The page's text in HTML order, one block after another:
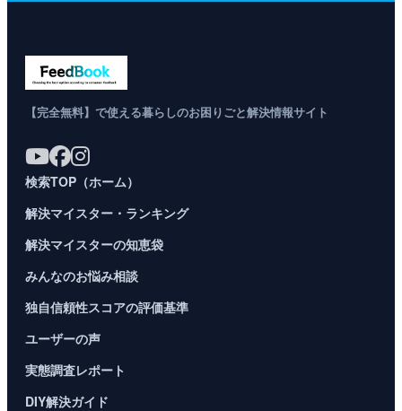
【完全無料】で使える暮らしのお困りごと解決情報サイト
検索TOP（ホーム）
解決マイスター・ランキング
解決マイスターの知恵袋
みんなのお悩み相談
独自信頼性スコアの評価基準
ユーザーの声
実態調査レポート
DIY解決ガイド